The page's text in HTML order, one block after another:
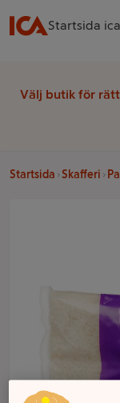
Startsida
Välj butik för
Startsida Skafferi